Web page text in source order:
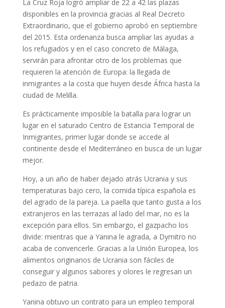
La Cruz Roja logró ampliar de 22 a 42 las plazas
disponibles en la provincia gracias al Real Decreto
Extraordinario, que el gobierno aprobó en septiembre
del 2015. Esta ordenanza busca ampliar las ayudas a
los refugiados y en el caso concreto de Málaga,
servirán para afrontar otro de los problemas que
requieren la atención de Europa: la llegada de
inmigrantes a la costa que huyen desde África hasta la
ciudad de Melilla.
Es prácticamente imposible la batalla para lograr un
lugar en el saturado Centro de Estancia Temporal de
Inmigrantes, primer lugar donde se accede al
continente desde el Mediterráneo en busca de un lugar
mejor.
Hoy, a un año de haber dejado atrás Ucrania y sus
temperaturas bajo cero, la comida típica española es
del agrado de la pareja. La paella que tanto gusta a los
extranjeros en las terrazas al lado del mar, no es la
excepción para ellos. Sin embargo, el gazpacho los
divide: mientras que a Yanina le agrada, a Dymitro no
acaba de convencerle. Gracias a la Unión Europea, los
alimentos originarios de Ucrania son fáciles de
conseguir y algunos sabores y olores le regresan un
pedazo de patria.
Yanina obtuvo un contrato para un empleo temporal